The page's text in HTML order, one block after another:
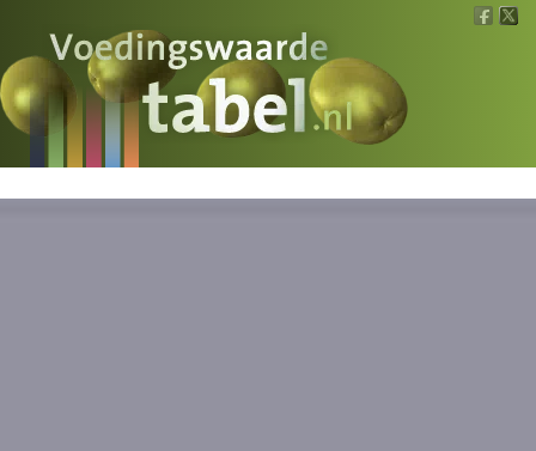
Voedingswaarde
Wat is wat?